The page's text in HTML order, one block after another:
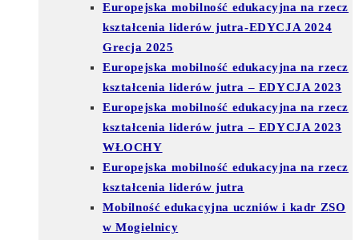
Europejska mobilność edukacyjna na rzecz
kształcenia liderów jutra-EDYCJA 2024
Grecja 2025
Europejska mobilność edukacyjna na rzecz
kształcenia liderów jutra – EDYCJA 2023
Europejska mobilność edukacyjna na rzecz
kształcenia liderów jutra – EDYCJA 2023
WŁOCHY
Europejska mobilność edukacyjna na rzecz
kształcenia liderów jutra
Mobilność edukacyjna uczniów i kadr ZSO
w Mogielnicy